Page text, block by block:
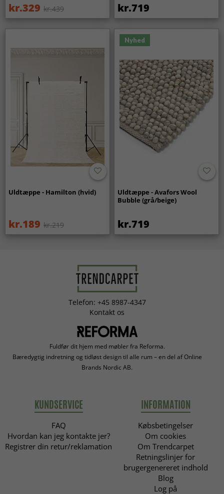
kr.329 kr.439 kr.719
Uldtæppe - Hamilton (hvid)
kr.189 kr.219
Nyhed
Uldtæppe - Avafors Wool
Bubble (grå/beige)
kr.719
Telefon: +45 8987-4347
Kontakt os
Fuldfør dit hjem med møbler fra Reforma.
Bæredygtig indretning og tidløst design til alle rum – en del af Online
Brands Nordic AB.
KUNDSERVICE
FAQ
Hvordan kan jeg kontakte jer?
Registrer din retur/reklamation
INFORMATION
Købsbetingelser
Om cookies
Om Trendcarpet
Retningslinjer for
brugergenereret indhold
Blog
Log på